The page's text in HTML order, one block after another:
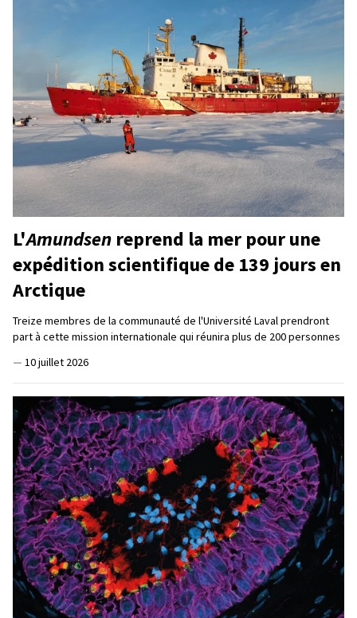
L'Amundsen reprend la mer pour une
expédition scientifique de 139 jours en
Arctique
Treize membres de la communauté de l'Université Laval prendront
part à cette mission internationale qui réunira plus de 200 personnes
— 10 juillet 2026